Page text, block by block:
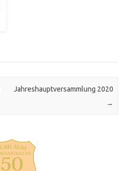
Jahreshauptversammlung 2020
→